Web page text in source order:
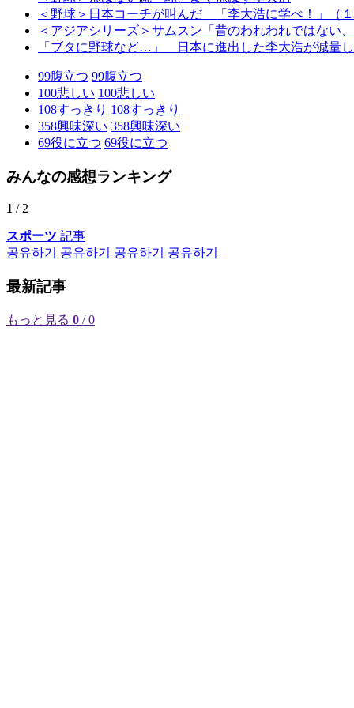
＜野球＞日本コーチが叫んだ 「李大浩に学べ！」（１
＜アジアシリーズ＞サムスン「昔のわれわれではない、
「ブタに野球など…」 日本に進出した李大浩が減量し
99腹立つ 99腹立つ
100悲しい 100悲しい
108すっきり 108すっきり
358興味深い 358興味深い
69役に立つ 69役に立つ
みんなの感想ランキング
1 / 2
スポーツ 記事
공유하기
공유하기 공유하기 공유하기
最新記事
もっと見る 0 / 0